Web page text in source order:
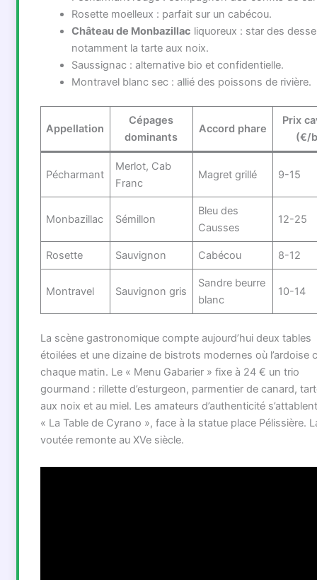
Rosette moelleux : parfait sur un cabécou.
Château de Monbazillac liquoreux : star des
notamment la tarte aux noix.
Saussignac : alternative bio et confidentielle.
Montravel blanc sec : allié des poissons de rivière.
Appellation
Cépages
dominants
Accord phare
Prix
(€/
Pécharmant
Merlot, Cab
Franc
Magret grillé 9-15
Monbazillac Sémillon
Bleu des
Causses
12-25
Rosette Sauvignon Cabécou 8-12
Montravel Sauvignon gris
Sandre beurre
blanc
10-14
La scène gastronomique compte aujourd’hui deux tables
étoilées et une dizaine de bistrots modernes où l’ardoise
chaque matin. Le « Menu Gabarier » fixe à 24 € un trio
gourmand : rillette d’esturgeon, parmentier de canard,
aux noix et au miel. Les amateurs d’authenticité
« La Table de Cyrano », face à la statue place Pélissière.
voutée remonte au XVe siècle.